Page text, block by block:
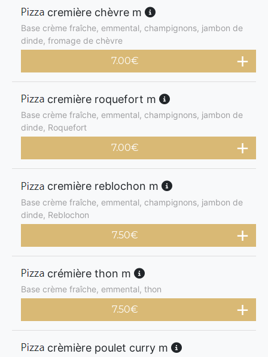
cremière chèvre m
Base crème fraîche, emmental, champignons, jambon de
dinde, fromage de chèvre
7.00€
cremière roquefort m
Base crème fraîche, emmental, champignons, jambon de
dinde, Roquefort
7.00€
cremière reblochon m
Base crème fraîche, emmental, champignons, jambon de
dinde, Reblochon
7.50€
crémière thon m
Base crème fraîche, emmental, thon
7.50€
crèmière poulet curry m